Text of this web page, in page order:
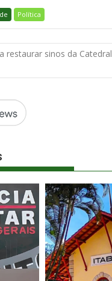
Política
restaurar sinos da Catedral